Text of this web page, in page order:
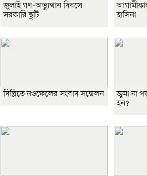
জুলাই গণ-অভ্যুত্থান দিবসে
সরকারি ছুটি
হাসিনা
দিল্লিতে নওফেলের সংবাদ সম্মেলন
জুমা না
হন?